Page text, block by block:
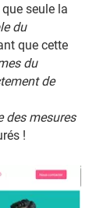
seule la
du
que cette
du
de
des mesures
!